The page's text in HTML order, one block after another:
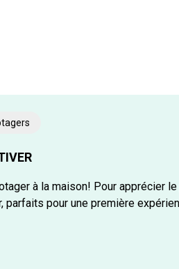
à la maison! Pour apprécier
pour une première